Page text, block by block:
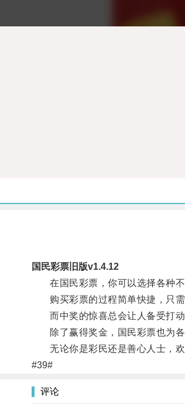
国民彩票旧版v1.4.12
在国民彩票，你可以选择各种不
购买彩票的过程简单快捷，只需
而中奖的惊喜总会让人备受打动
除了赢得奖金，国民彩票也为各
无论你是彩民还是善心人士，欢
#39#
评论